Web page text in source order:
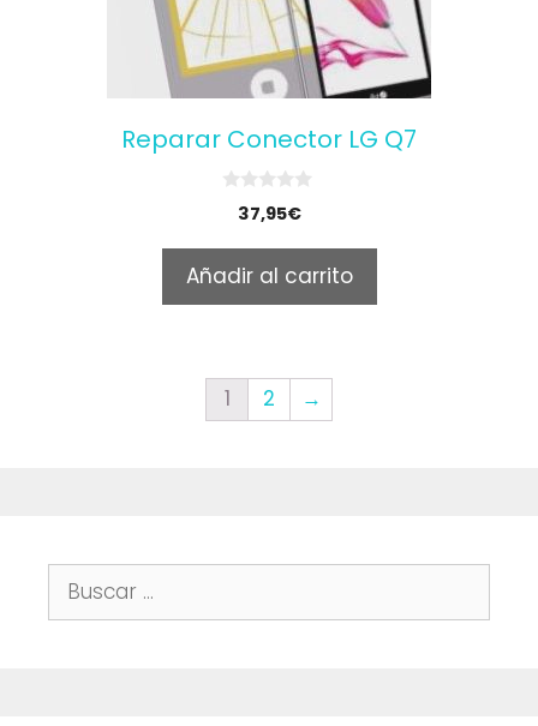
Reparar Conector LG Q7
o
f
5
37,95€
Añadir al carrito
1 2 →
Buscar: